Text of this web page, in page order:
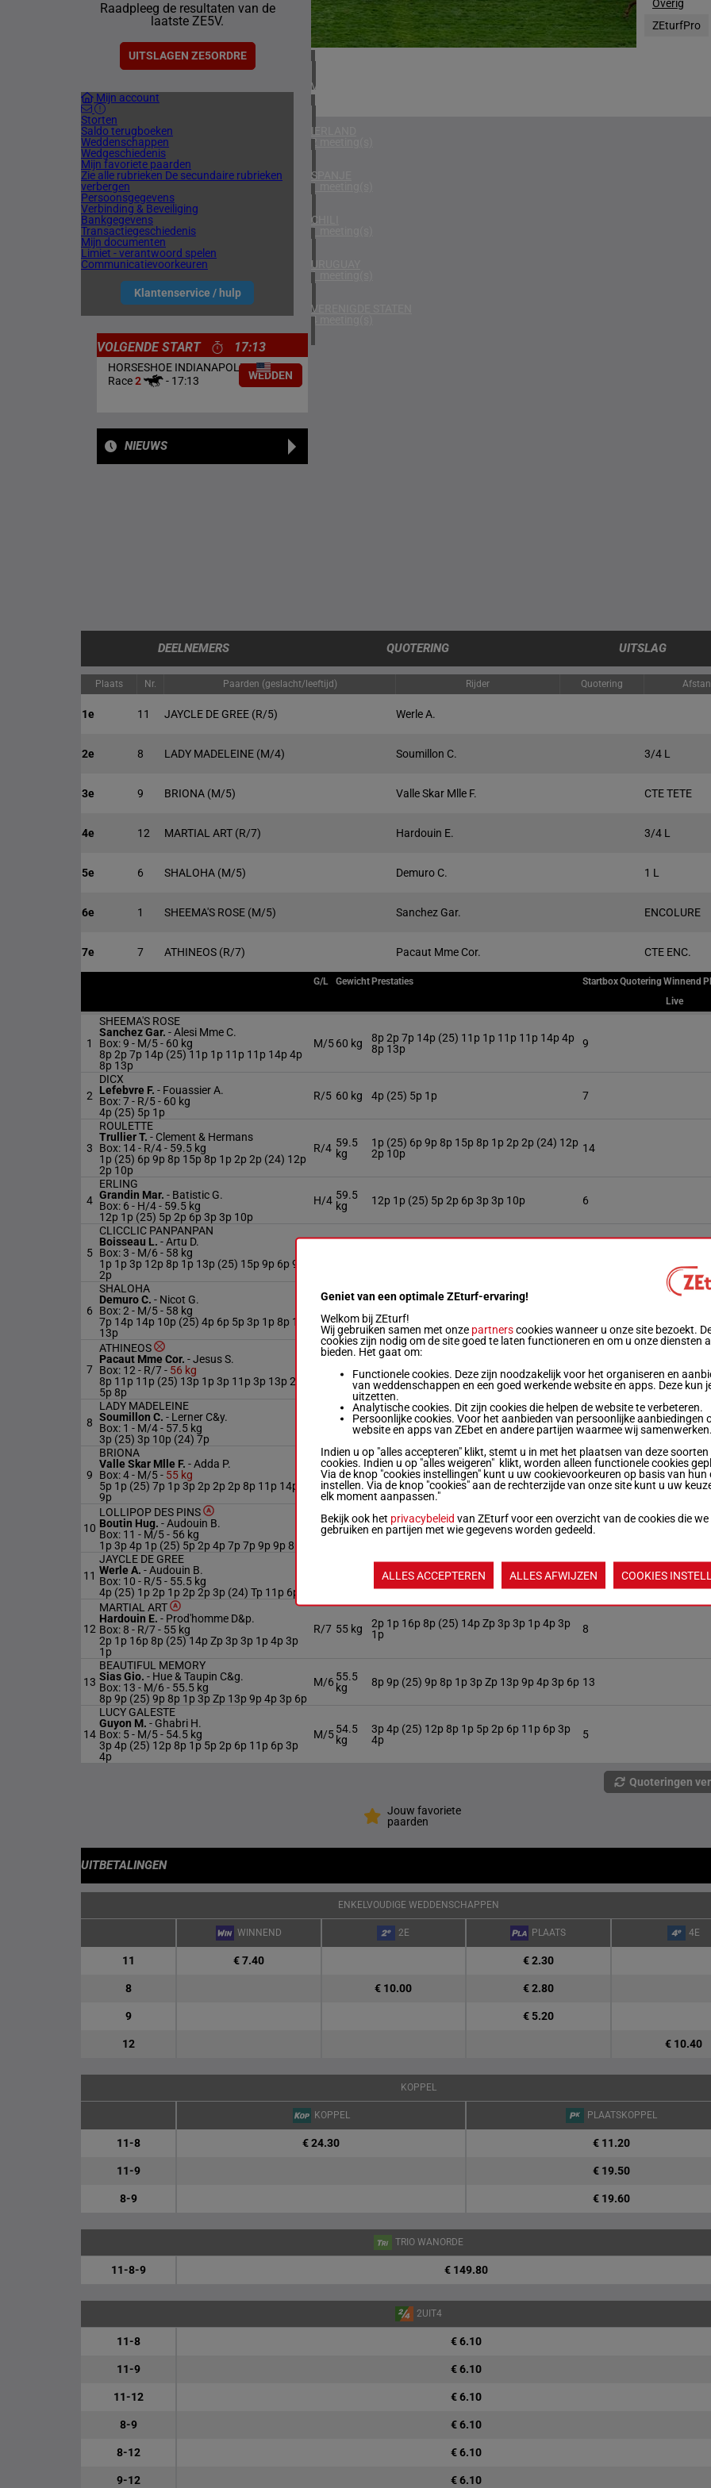
Raadpleeg de resultaten van de
laatste ZE5V.
UITSLAGEN ZE5ORDRE
Mijn account
Storten
Saldo terugboeken
Weddenschappen
Wedgeschiedenis
Mijn favoriete paarden
Zie alle rubrieken De secundaire rubrieken
verbergen
Persoonsgegevens
Verbinding & Beveiliging
Bankgegevens
Transactiegeschiedenis
Mijn documenten
Limiet - verantwoord spelen
Communicatievoorkeuren
Klantenservice / hulp
1 meeting(s)
ZUID-AFRIKA
1 meeting(s)
VERENIGD KONINKRIJK
3 meeting(s)
IERLAND
2 meeting(s)
SPANJE
1 meeting(s)
CHILI
1 meeting(s)
URUGUAY
1 meeting(s)
VERENIGDE STATEN
4 meeting(s)
Overig
ZEturfPro
VOLGENDE START 17:13
HORSESHOE INDIANAPOLIS
Race2 - 17:13 WEDDEN
NIEUWS
DEELNEMERS QUOTERING UITSLAG
Plaats Nr. Paarden (geslacht/leeftijd) Rijder Quotering
1e 11 JAYCLE DE GREE (R/5) Werle A.
2e 8 LADY MADELEINE (M/4) Soumillon C. 3/4 L
3e 9 BRIONA (M/5) Valle Skar Mlle F. CTE TETE
4e 12 MARTIAL ART (R/7) Hardouin E. 3/4 L
5e 6 SHALOHA (M/5) Demuro C. 1 L
6e 1 SHEEMA'S ROSE (M/5) Sanchez Gar. ENCOLURE
7e 7 ATHINEOS (R/7) Pacaut Mme Cor. CTE ENC.
G/L Gewicht Prestaties StartboxQuoteringWinnend
Live
1
SHEEMA'S ROSE
Sanchez Gar. -Alesi Mme C.
Box: 9 - M/5 - 60 kg
8p 2p 7p 14p (25) 11p 1p 11p 11p 14p 4p
8p 13p
M/560 kg
8p 2p 7p 14p (25) 11p 1p 11p 11p 14p 4p
8p 13p
9
2
DICX
Lefebvre F. - Fouassier A.
Box: 7 - R/5 - 60 kg
4p (25) 5p 1p
R/5 60 kg 4p (25) 5p 1p 7
3
ROULETTE
Trullier T. - Clement & Hermans
Box: 14 - R/4 - 59.5 kg
1p (25) 6p 9p 8p 15p 8p 1p 2p 2p (24) 12p
2p 10p
R/4 59.5
kg
1p (25) 6p 9p 8p 15p 8p 1p 2p 2p (24) 12p
2p 10p
14
4
ERLING
Grandin Mar. - Batistic G.
Box: 6 - H/4 - 59.5 kg
12p 1p (25) 5p 2p 6p 3p 3p 10p
H/4 59.5
kg
12p 1p (25) 5p 2p 6p 3p 3p 10p 6
5
CLICCLIC PANPANPAN
Boisseau L. -Artu D.
Box: 3 - M/6 - 58 kg
1p 1p 3p 12p 8p 1p 13p (25) 15p 9p 6p 9p
2p
6
SHALOHA
Demuro C. - Nicot G.
Box: 2 - M/5 - 58 kg
7p 14p 14p 10p (25) 4p 6p 5p 3p 1p 8p 12p
13p
7p 14p 14p 10p (25) 4p 6p 5p 3p 1p 8p
12p 13p
7
ATHINEOS
Pacaut Mme Cor. -Jesus S.
Box: 12 - R/7 - 56 kg
8p 11p 11p (25) 13p 1p 3p 11p 3p 13p 2p
5p 8p
56 kg
5p 8p
12
8
LADY MADELEINE
Soumillon C. - Lerner C&y.
Box: 1 - M/4 - 57.5 kg
3p (25) 3p 10p (24) 7p
57.5
3p (25) 3p 10p (24) 7p 1
9
BRIONA
Valle Skar Mlle F. -Adda P.
Box: 4 - M/5 - 55 kg
5p 1p (25) 7p 1p 3p 2p 2p 2p 8p 11p 14p
9p
M/5 55 kg
5p 1p (25) 7p 1p 3p 2p 2p 2p 8p 11p 14p
9p
4
10
LOLLIPOP DES PINS
Boutin Hug. -Audouin B.
Box: 11 - M/5 - 56 kg
1p 3p 4p 1p (25) 5p 2p 4p 7p 7p 9p 9p 8p
M/556 kg 1p 3p 4p 1p (25) 5p 2p 4p 7p 7p 9p 9p 8p 11
11
JAYCLE DE GREE
Werle A. -Audouin B.
Box: 10 - R/5 - 55.5 kg
4p (25) 1p 2p 1p 2p 2p 3p (24) Tp 11p 6p
4p (25) 1p 2p 1p 2p 2p 3p (24) Tp 11p 6p 10
12
MARTIAL ART
Hardouin E. - Prod'homme D&p.
Box: 8 - R/7 - 55 kg
2p 1p 16p 8p (25) 14p Zp 3p 3p 1p 4p 3p
1p
R/7 55 kg
2p 1p 16p 8p (25) 14p Zp 3p 3p 1p 4p 3p
1p
8
13
BEAUTIFUL MEMORY
Sias Gio. - Hue & Taupin C&g.
Box: 13 - M/6 - 55.5 kg
8p 9p (25) 9p 8p 1p 3p Zp 13p 9p 4p 3p 6p
M/6 55.5
kg
8p 9p (25) 9p 8p 1p 3p Zp 13p 9p 4p 3p 6p 13
14
LUCY GALESTE
Guyon M. - Ghabri H.
Box: 5 - M/5 - 54.5 kg
3p 4p (25) 12p 8p 1p 5p 2p 6p 11p 6p 3p
4p
M/554.5
kg
3p 4p (25) 12p 8p 1p 5p 2p 6p 11p 6p 3p
4p
5
Quoteringen
Jouw favoriete
paarden
UITBETALINGEN
ENKELVOUDIGE WEDDENSCHAPPEN
WINNEND 2E PLAATS 4E
11 € 7.40 € 2.30
8 € 10.00 € 2.80
9 € 5.20
12 € 10.40
KOPPEL
KOPPEL PLAATSKOPPEL
11-8 € 24.30 € 11.20
11-9 € 19.50
8-9 € 19.60
TRIO WANORDE
11-8-9 € 149.80
2UIT4
11-8 € 6.10
11-9 € 6.10
11-12 € 6.10
8-9 € 6.10
8-12 € 6.10
9-12 € 6.10
Geniet van een optimale ZEturf-ervaring!
Welkom bij ZEturf!
Wij gebruiken samen met onze partnerscookies wanneer u onze site bezoekt.
cookies zijn nodig om de site goed te laten functioneren en om u onze diensten
bieden. Het gaat om:
Functionele cookies. Deze zijn noodzakelijk voor het organiseren en
van weddenschappen en een goed werkende website en apps. Deze kun
uitzetten.
Analytische cookies. Dit zijn cookies die helpen de website te verbeteren.
Persoonlijke cookies. Voor het aanbieden van persoonlijke aanbiedingen
website en apps van ZEbet en andere partijen waarmee wij
Indien u op "alles accepteren" klikt, stemt u in met het plaatsen van deze soorten
cookies. Indien u op "alles weigeren" klikt, worden alleen functionele cookies
Via de knop "cookies instellingen" kunt u uw cookievoorkeuren op basis van hun
instellen. Via de knop "cookies" aan de rechterzijde van onze site kunt u uw
elk moment aanpassen."
Bekijk ook het privacybeleid van ZEturf voor een overzicht van de cookies die we
gebruiken en partijen met wie gegevens worden gedeeld.
ALLES ACCEPTEREN ALLES AFWIJZEN COOKIES